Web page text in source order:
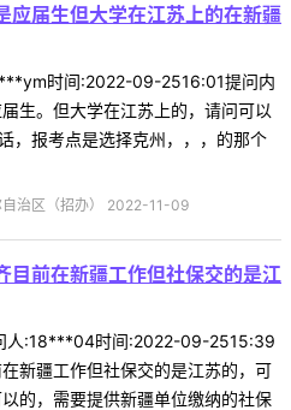
应届生但大学在江苏上的在新疆
时间:2022-09-2516:01提问内
生。但大学在江苏上的，请问可以
，报考点是选择克州，，，的那个
自治区（招办） 2022-11-09
目前在新疆工作但社保交的是江
人:18***04时间:2022-09-2515:39
新疆工作但社保交的是江苏的，可
的，需要提供新疆单位缴纳的社保